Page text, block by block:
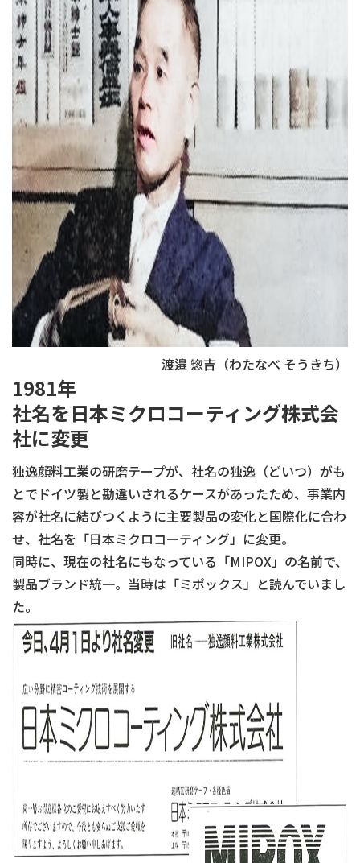
渡邉 惣吉（わたなべ そうきち）
1981年
社名を日本ミクロコーティング株式会
社に変更
独逸顔料工業の研磨テープが、社名の独逸（どいつ）がも
とでドイツ製と勘違いされるケースがあったため、事業内
容が社名に結びつくように主要製品の変化と国際化に合わ
せ、社名を「日本ミクロコーティング」に変更。
同時に、現在の社名にもなっている「MIPOX」の名前で、
製品ブランド統一。当時は「ミポックス」と読んでいまし
た。